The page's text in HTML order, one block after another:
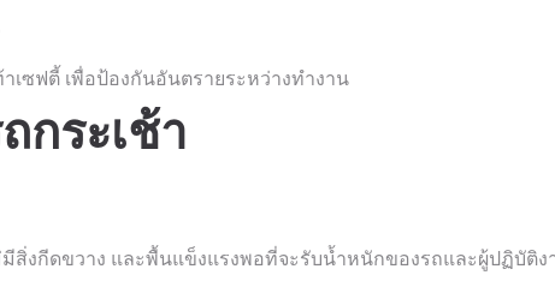
เซฟตี้ เพื่อป้องกันอันตรายระหว่างทำงาน
กระเช้า
สิ่งกีดขวาง และพื้นแข็งแรงพอที่จะรับน้ำหนักของรถและผู้ปฏิบัติง